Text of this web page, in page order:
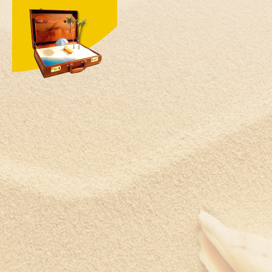
КОГДА ЛУЧШЕ ЕХАТЬ?
Шри-Ланка
Южная Корея
ЮАР
Ямайка
Япония